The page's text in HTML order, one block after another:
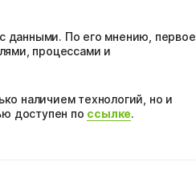
данными. По его мнению, первое
процессами и
наличием технологий, но и
доступен по ссылке.